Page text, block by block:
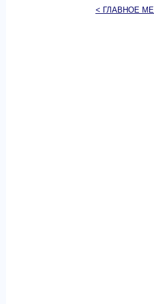
< ГЛАВНОЕ